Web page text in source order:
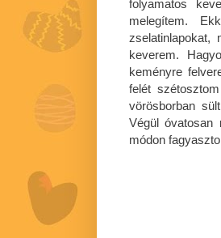
folyamatos
melegítem.
zselatinlapokat,
keverem.
keményre
felét
vörösborban
Végül óvatosan
módon